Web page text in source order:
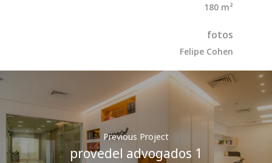
180 m²
fotos
Felipe Cohen
Previous Project
provedel advogados 1